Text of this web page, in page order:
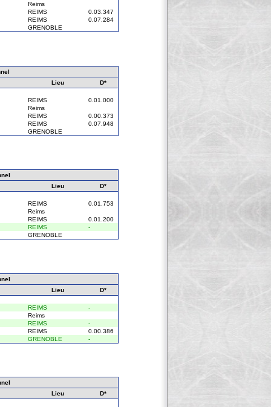
Reims
REIMS
0.03.347
REIMS
0.07.284
GRENOBLE
Lieu
D*
REIMS
0.01.000
Reims
REIMS
0.00.373
REIMS
0.07.948
GRENOBLE
Lieu
D*
REIMS
0.01.753
Reims
REIMS
0.01.200
REIMS
-
GRENOBLE
Lieu
D*
REIMS
-
Reims
REIMS
-
REIMS
0.00.386
GRENOBLE
-
Lieu
D*